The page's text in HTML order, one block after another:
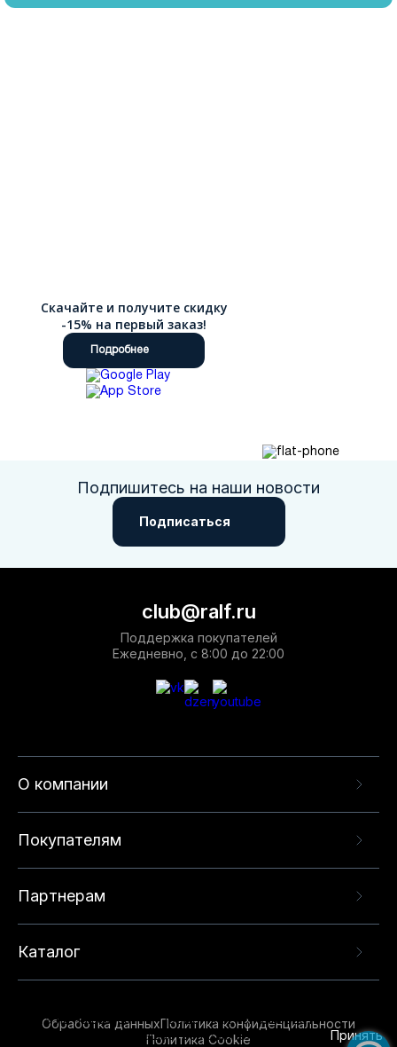
Скачайте и получите скидку
-15% на первый заказ!
Подробнее
Подпишитесь на наши новости
Подписаться
О компании
Покупателям
Партнерам
Каталог
club@ralf.ru
Поддержка покупателей
Ежедневно, с 8:00 до 22:00
Обработка данныхПолитика конфиденциальности
Политика Cookie
опыта на нашем сайте. Продолжая использовать
данный сайт, вы соглашаетесь с использованием
Принять